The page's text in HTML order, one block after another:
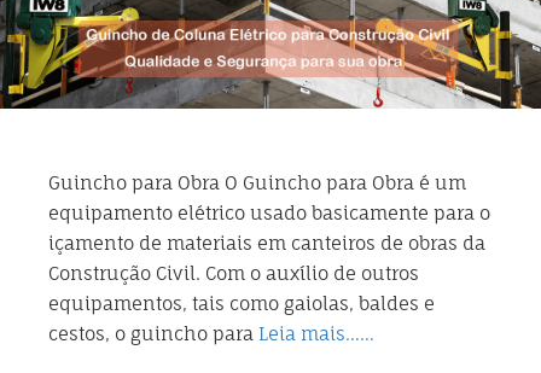
Guincho para Obra O Guincho para Obra é um
equipamento elétrico usado basicamente para o
içamento de materiais em canteiros de obras da
Construção Civil. Com o auxílio de outros
equipamentos, tais como gaiolas, baldes e
cestos, o guincho para Leia mais……